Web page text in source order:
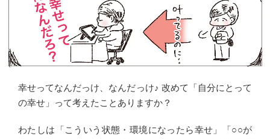
幸せってなんだっけ、なんだっけ♪ 改めて「自分にとって
の幸せ」って考えたことありますか？
わたしは「こういう状態・環境になったら幸せ」「○○が